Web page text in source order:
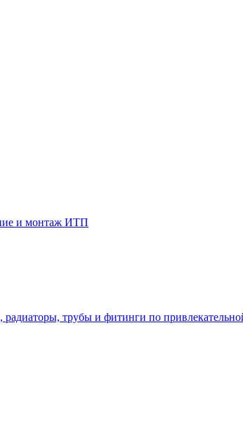
и монтаж ИТП